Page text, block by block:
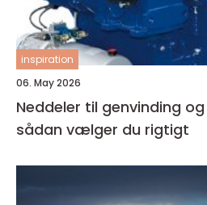
inspiration
06. May 2026
Neddeler til genvinding
sådan vælger du rigtigt